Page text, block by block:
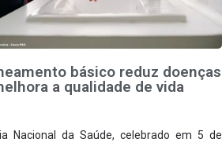
básico reduz doenças
a qualidade de vida
Nacional da Saúde, celebrado em 5 de